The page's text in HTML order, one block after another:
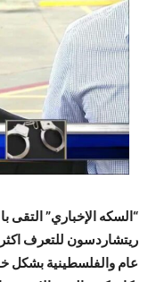
“السكه الإخباري” التقى
ريتشاردسون للتعرف
عام والفلسطينية بشكل